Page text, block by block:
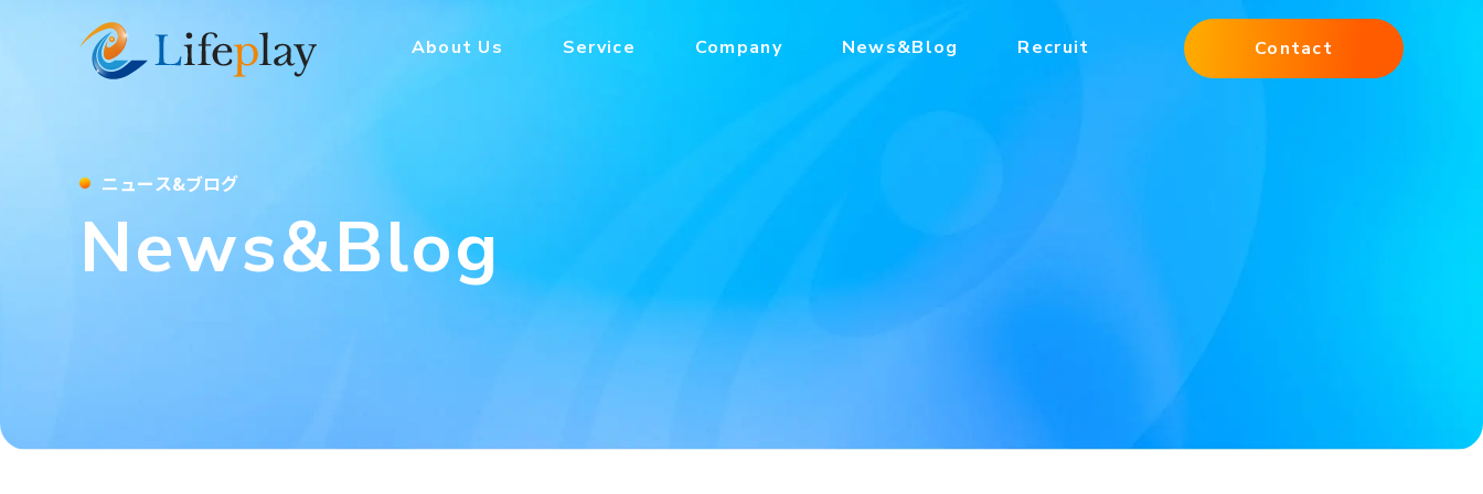
About Us Service Company News&Blog Recruit Contact
ニュース&ブログ
News&Blog